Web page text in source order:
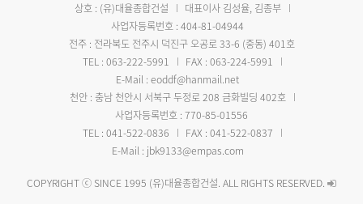
상호 : (유)대율종합건설
대표이사 김성율, 김종부
사업자등록번호 : 404-81-04944
전주 : 전라북도 전주시 덕진구 오공로 33-6 (중동) 401호
TEL : 063-222-5991
FAX : 063-224-5991
E-Mail : eoddf@hanmail.net
천안 : 충남 천안시 서북구 두정로 208 금화빌딩 402호
사업자등록번호 : 770-85-01556
TEL : 041-522-0836
FAX : 041-522-0837
E-Mail : jbk9133@empas.com
COPYRIGHT ⓒ SINCE 1995 (유)대율종합건설. ALL RIGHTS RESERVED.